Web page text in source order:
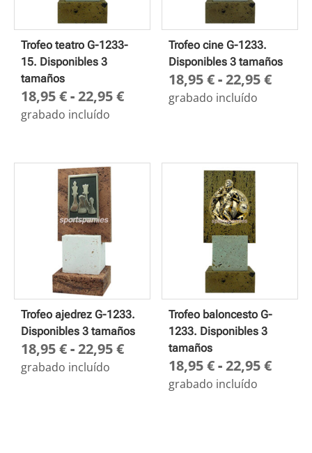
Trofeo teatro G-1233-
15. Disponibles 3
tamaños
18,95€-22,95€Rango
18,95 €
grabado incluído
Trofeo cine G-1233.
Disponibles 3 tamaños
18,95€-22,95€
hasta
grabado incluído
Trofeo ajedrez G-1233.
Disponibles 3 tamaños
18,95€-22,95€Rango
precios:
grabado incluído
Trofeo baloncesto G-
1233. Disponibles 3
tamaños
18,95€-22,95€
grabado incluído